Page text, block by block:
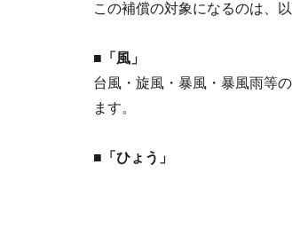
この補償の対象になるのは、
■「風」
台風・旋風・暴風・暴風雨等
ます。
■「ひょう」